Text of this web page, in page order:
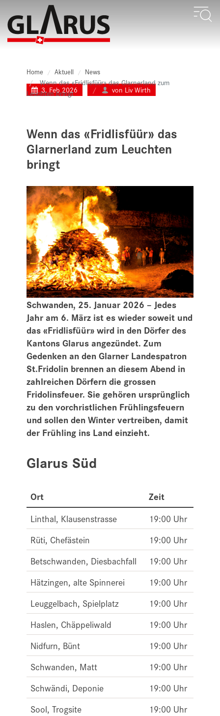
3. Feb 2026 von Liv Wirth
Home Aktuell News
Wenn das «Fridlisfüür» das Glarnerland zum
Leuchten bringt
Wenn das «Fridlisfüür» das
Glarnerland zum Leuchten
bringt
Schwanden, 25. Januar 2026 – Jedes
Jahr am 6. März ist es wieder soweit und
das «Fridlisfüür» wird in den Dörfer des
Kantons Glarus angezündet. Zum
Gedenken an den Glarner Landespatron
St.Fridolin brennen an diesem Abend in
zahlreichen Dörfern die grossen
Fridolinsfeuer. Sie gehören ursprünglich
zu den vorchristlichen Frühlingsfeuern
und sollen den Winter vertreiben, damit
der Frühling ins Land einzieht.
Glarus Süd
Ort
Zeit
Linthal, Klausenstrasse
19:00 Uhr
Rüti, Chefästein
19:00 Uhr
Betschwanden, Diesbachfall
19:00 Uhr
Hätzingen, alte Spinnerei
19:00 Uhr
Leuggelbach, Spielplatz
19:00 Uhr
Haslen, Chäppeliwald
19:00 Uhr
Nidfurn, Bünt
19:00 Uhr
Schwanden, Matt
19:00 Uhr
Schwändi, Deponie
19:00 Uhr
Sool, Trogsite
19:00 Uhr